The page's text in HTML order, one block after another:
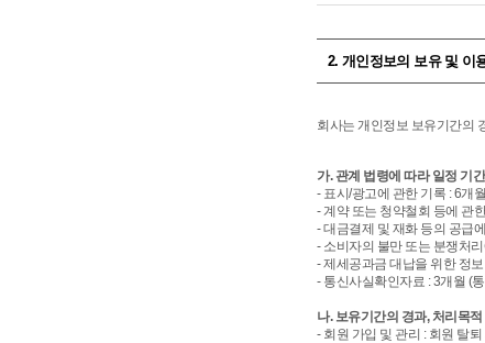
2. 개인정보의 보유 및 이
회사는 개인정보 보유기간의
가. 관계 법령에 따라 일정 기
- 표시/광고에 관한 기록 : 6개
- 계약 또는 청약철회 등에 관
- 대금결제 및 재화 등의 공급
- 소비자의 불만 또는 분쟁처
- 제세공과금 대납을 위한 정
- 통신사실확인자료 : 3개월 (
나. 보유기간의 경과, 처리목
- 회원 가입 및 관리 : 회원 탈